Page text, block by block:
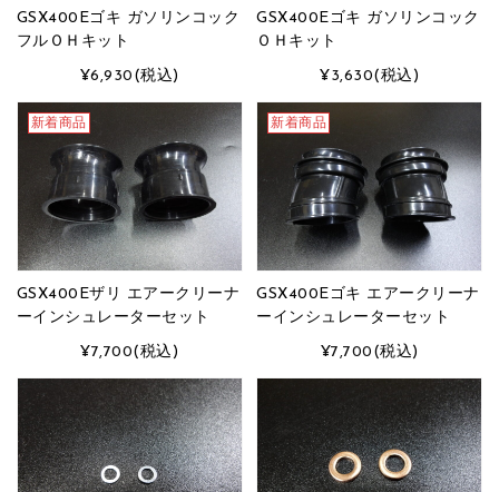
GSX400Eゴキ ガソリンコック
フルＯＨキット
¥6,930 (税込)
GSX400Eゴキ ガソリンコック
ＯＨキット
¥3,630(税込)
新着商品
GSX400Eザリ エアークリーナ
ーインシュレーターセット
¥7,700(税込)
新着商品
GSX400Eゴキ エアークリーナ
ーインシュレーターセット
¥7,700 (税込)